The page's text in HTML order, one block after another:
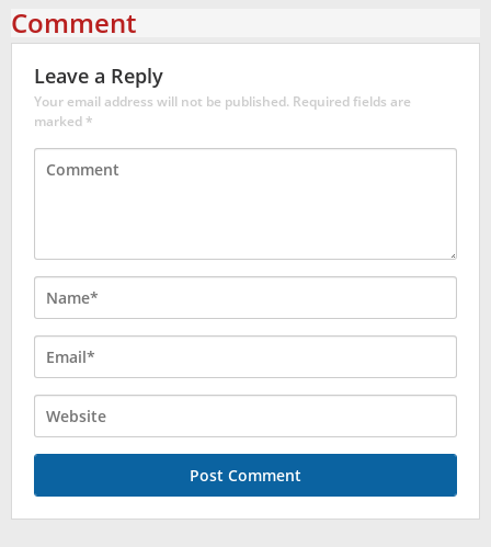
Comment
Leave a Reply
Your email address will not be published. Required fields are
marked*